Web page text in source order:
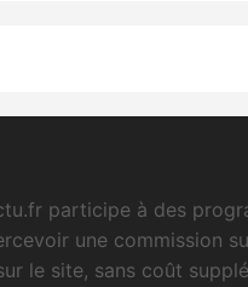
participe à des
une commission
le site, sans coût